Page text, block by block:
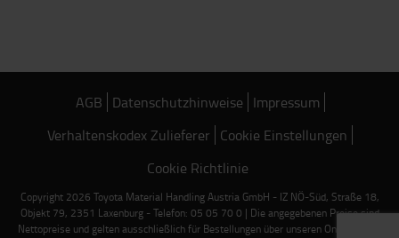
AGB Datenschutzhinweise Impressum
Verhaltenskodex Zulieferer Cookie Einstellungen
Cookie Richtlinie
Copyright 2026 Toyota Material Handling Austria GmbH - IZ NÖ-Süd, Straße 18,
Objekt 79, 2351 Laxenburg - Telefon: 05 05 70 0 | Die angegebenen Preise sind
Nettopreise und gelten ausschließlich für Bestellungen über unseren Online-Shop.